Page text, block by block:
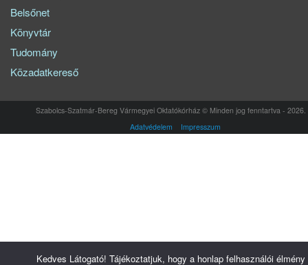
Belsőnet
Könyvtár
Tudomány
Közadatkereső
Szabolcs-Szatmár-Bereg Vármegyei Oktatókórház © Minden jog fenntartva - 2026.
Adatvédelem
Impresszum
Kedves Látogató! Tájékoztatjuk, hogy a honlap felhasználói élmény